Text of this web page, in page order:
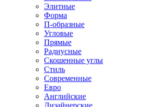
Элитные
Форма
П-образные
Угловые
Прямые
Радиусные
Скошенные углы
Стиль
Современные
Евро
Английские
Дизайнерские